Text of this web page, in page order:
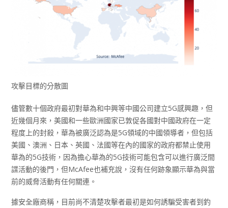
攻擊目標的分散圖
儘管數十個政府最初對華為和中興等中國公司建立5G感興趣，但
近幾個月來，美國和一些歐洲國家已敦促各國對中國政府在一定
程度上的封殺，華為被廣泛認為是5G領域的中國領導者，但包括
美國、澳洲、日本、英國、法國等在內的國家的政府都禁止使用
華為的5G技術，因為擔心華為的5G技術可能包含可以進行廣泛間
諜活動的後門，但McAfee也補充說，沒有任何跡象顯示華為與當
前的威脅活動有任何關連。
據安全廠商稱，目前尚不清楚攻擊者最初是如何誘騙受害者到釣